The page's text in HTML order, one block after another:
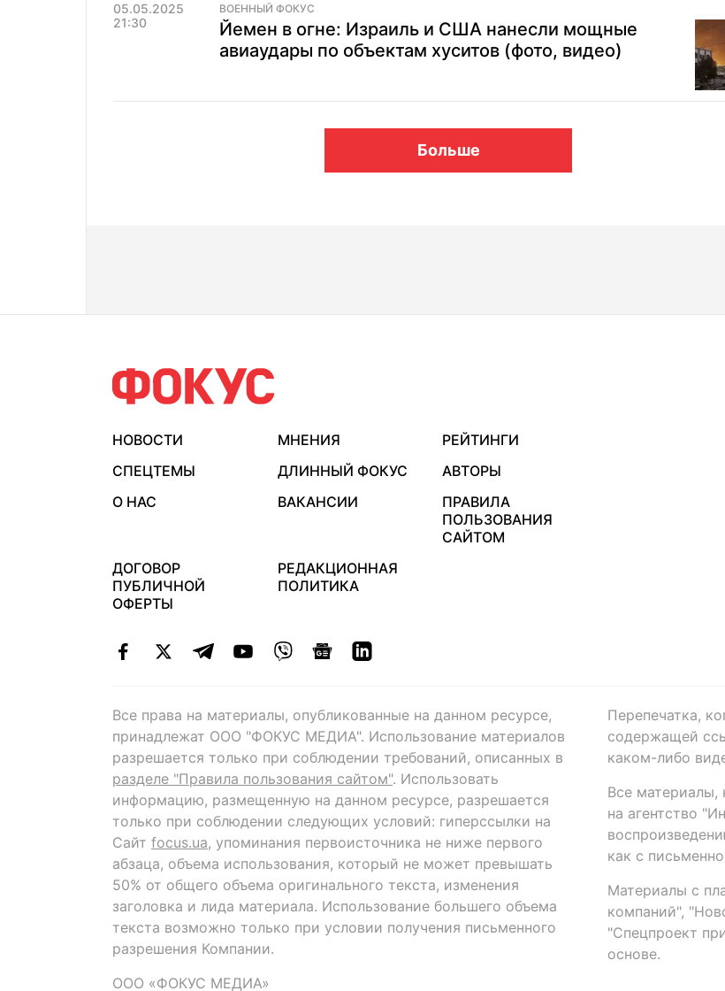
05.05.2025
21:30
ВОЕННЫЙ ФОКУС
Йемен в огне: Израиль и США нанесли мощные
авиаудары по объектам хуситов (фото, видео)
Больше
НОВОСТИ МНЕНИЯ
РЕЙТИНГИ
СПЕЦТЕМЫ
ДЛИННЫЙ ФОКУС
АВТОРЫ
О НАС
ВАКАНСИИ
ПРАВИЛА
ПОЛЬЗОВАНИЯ
САЙТОМ
ДОГОВОР
ПУБЛИЧНОЙ
ОФЕРТЫ
РЕДАКЦИОННАЯ
ПОЛИТИКА
Все права на материалы, опубликованные на данном ресурсе,
принадлежат ООО "ФОКУС МЕДИА". Использование материалов
разрешается только при соблюдении требований, описанных в
разделе "Правила пользования сайтом". Использовать
информацию, размещенную на данном ресурсе, разрешается
только при соблюдении следующих условий: гиперссылки на
Сайт focus.ua, упоминания первоисточника не ниже первого
абзаца, объема использования, который не может превышать
50% от общего объема оригинального текста, изменения
заголовка и лида материала. Использование большего объема
текста возможно только при условии получения письменного
разрешения Компании.
ООО «ФОКУС МЕДИА»
Перепечатка,
содержащей
каком-либо
Все материалы,
на агентство
как с
Материалы с
компаний",
"Спецпроект
основе.